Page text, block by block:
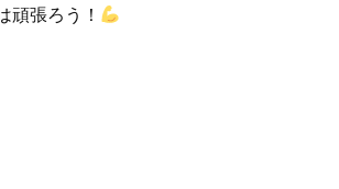
頑張ろう！